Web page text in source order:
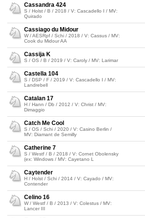
Cassandra 424
S / Holst / B / 2018 / V: Cascadello I / MV:
Quirado
Cassiago du Midour
W / AESRpf / Schi / 2018 / V: Cassus / MV:
Cook du Midour AA
Cassija K
S / OS / B / 2019 / V: Caroly / MV: Larimar
Castella 104
S / DSP / F / 2019 / V: Cascadello I / MV:
Landrebell
Catalan 17
H / Hann / Db / 2012 / V: Christ / MV:
Dimaggio
Catch Me Cool
S / OS / Schi / 2020 / V: Casino Berlin /
MV: Diamant de Semilly
Catherine 7
S / Westf / B / 2018 / V: Cornet Obolensky
(ex: Windows / MV: Cayetano L
Caytender
H / Holst / Schi / 2014 / V: Cayado / MV:
Contender
Celino 16
W / Westf / B / 2013 / V: Colestus / MV:
Lancer III